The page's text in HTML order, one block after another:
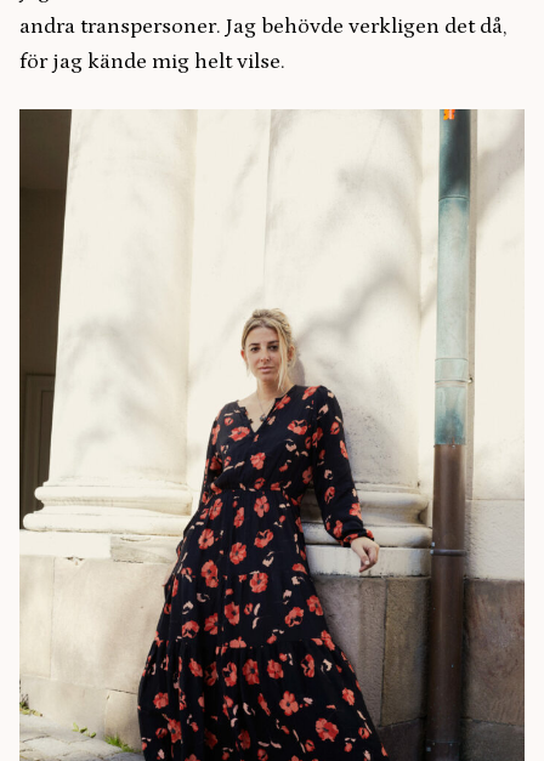
andra transpersoner. Jag behövde verkligen det då,
för jag kände mig helt vilse.